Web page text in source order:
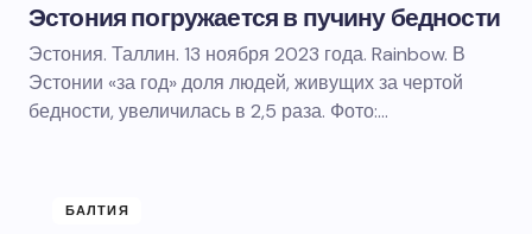
Эстония погружается в пучину бедности
Эстония. Таллин. 13 ноября 2023 года. Rainbow. В
Эстонии «за год» доля людей, живущих за чертой
бедности, увеличилась в 2,5 раза. Фото:…
БАЛТИЯ